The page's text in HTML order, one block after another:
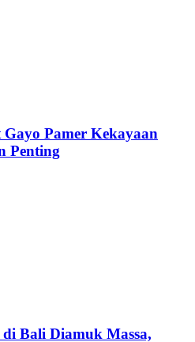
Pamer Kekayaan
Penting
Bali Diamuk Massa,